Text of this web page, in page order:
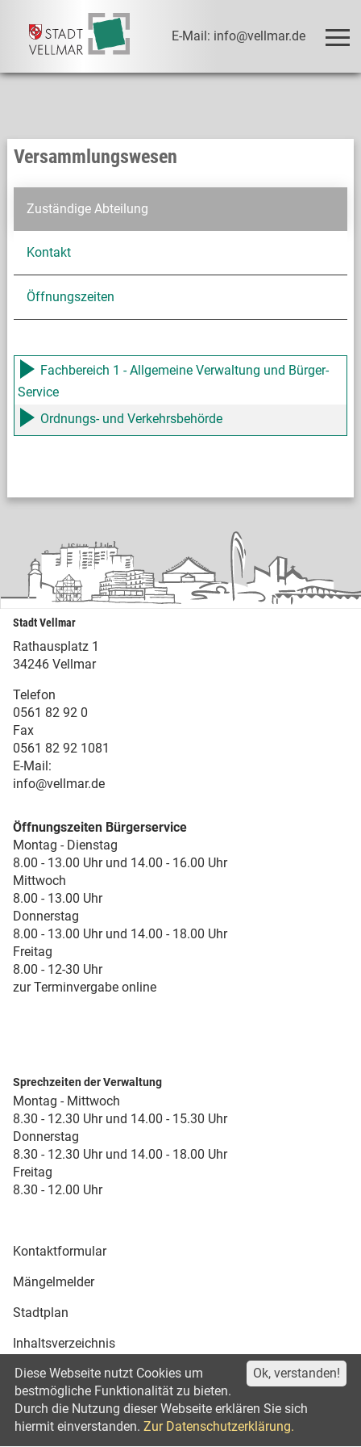
E-Mail: info@vellmar.de
Versammlungswesen
Zuständige Abteilung
Kontakt
Öffnungszeiten
Fachbereich 1 - Allgemeine Verwaltung und Bürger-
Service
Ordnungs- und Verkehrsbehörde
Stadt Vellmar
Rathausplatz 1
34246 Vellmar
Telefon
0561 82 92 0
Fax
0561 82 92 1081
E-Mail:
info@vellmar.de
Öffnungszeiten Bürgerservice
Montag - Dienstag
8.00 - 13.00 Uhr und 14.00 - 16.00 Uhr
Mittwoch
8.00 - 13.00 Uhr
Donnerstag
8.00 - 13.00 Uhr und 14.00 - 18.00 Uhr
Freitag
8.00 - 12-30 Uhr
zur Terminvergabe online
Sprechzeiten der Verwaltung
Montag - Mittwoch
8.30 - 12.30 Uhr und 14.00 - 15.30 Uhr
Donnerstag
8.30 - 12.30 Uhr und 14.00 - 18.00 Uhr
Freitag
8.30 - 12.00 Uhr
Kontaktformular
Mängelmelder
Stadtplan
Inhaltsverzeichnis
Druckansicht
©2021
Impressum
Datenschutz
Erklärung zur Barrierefreiheit
Ok, verstanden!
Diese Webseite nutzt Cookies um
bestmögliche Funktionalität zu bieten.
Durch die Nutzung dieser Webseite erklären Sie sich
hiermit einverstanden. Zur Datenschutzerklärung.